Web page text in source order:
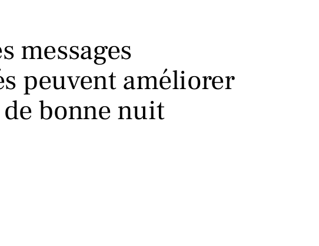
messages
peuvent améliorer
bonne nuit